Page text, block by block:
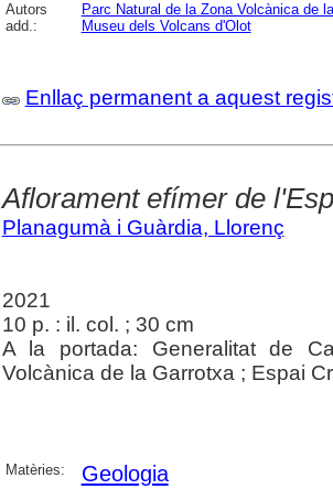
Autors
add.:
Parc Natural de la Zona Volcànica de
Museu dels Volcans d'Olot
Enllaç permanent a aquest
Aflorament efímer de
Planagumà i Guàrdia, Llorenç
2021
10 p. : il. col. ; 30 cm
A la portada: Generalitat de
Volcànica de la Garrotxa ; Espai
Matèries: Geologia